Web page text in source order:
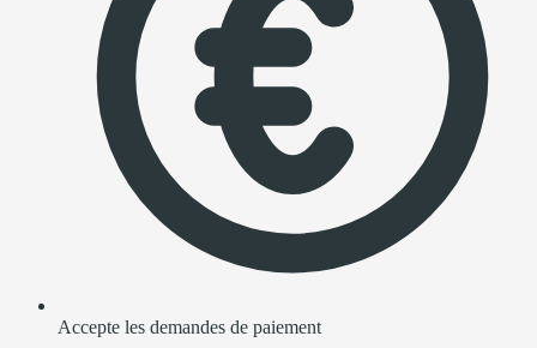
Accepte les demandes de paiement